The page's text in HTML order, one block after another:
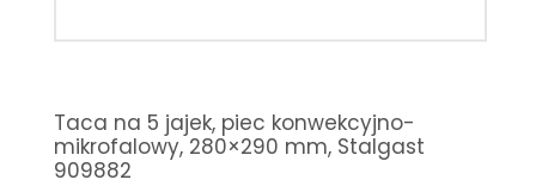
Taca na 5 jajek, piec konwekcyjno-
mikrofalowy, 280×290 mm, Stalgast
909882